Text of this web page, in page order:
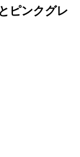
ピンクグレ